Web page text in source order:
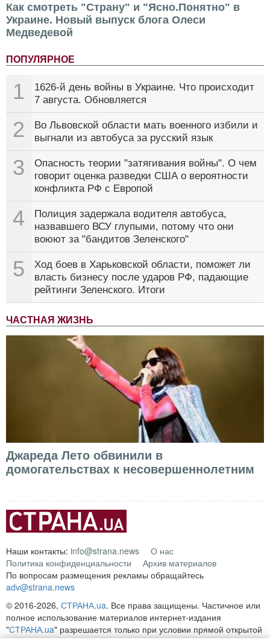
Как смотреть "Страну" и "Ясно.Понятно" в
Украине. Новый выпуск блога Олеси
Медведевой
ПОПУЛЯРНОЕ
1
1626-й день войны в Украине. Что происходит
7 августа. Обновляется
2
Во Львовской области мать военного избили и
выгнали из автобуса за русский язык
3
Опасность теории "затягивания войны". О чем
говорит оценка разведки США о вероятности
конфликта РФ с Европой
4
Полиция задержала водителя автобуса,
назвавшего ВСУ глупыми, потому что они
воюют за "бандитов Зеленского"
5
Ход боев в Харьковской области, поможет ли
власть бизнесу после ударов РФ, падающие
рейтинги Зеленского. Итоги
ЧАСТНАЯ ЖИЗНЬ
Джареда Лето обвинили в
домогательствах к несовершеннолетним
Наши контакты: info@strana.news
О нас
Политика конфиденциальности
Архив материалов
По вопросам размещения рекламы обращайтесь
adv@strana.news
© 2016-2026, СТРАНА.ua. Все права защищены. Частичное или
полное использование материалов интернет-издания
"СТРАНА.ua" разрешается только при условии прямой открытой